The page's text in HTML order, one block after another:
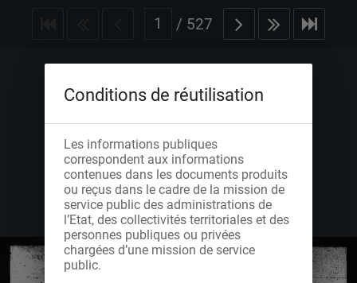
/ 527
Conditions de réutilisation
Les informations publiques
correspondent aux informations
contenues dans les documents produits
ou reçus dans le cadre de la mission de
service public des administrations de
l’Etat, des collectivités territoriales et des
personnes publiques ou privées
chargées d’une mission de service
public.